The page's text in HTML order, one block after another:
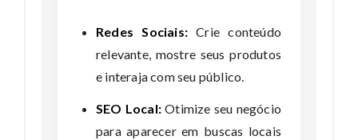
Redes Sociais:Crie conteúdo
relevante, mostre seus produtos
e interaja com seu público.
SEO Local: Otimize seu negócio
para aparecer em buscas locais